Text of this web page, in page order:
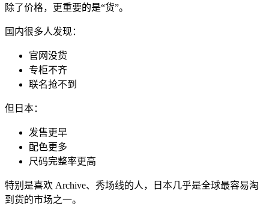
除了价格，更重要的是“货”。
国内很多人发现：
官网没货
专柜不齐
联名抢不到
但日本：
发售更早
配色更多
尺码完整率更高
特别是喜欢 Archive、秀场线的人，日本几乎是全球最容易淘
到货的市场之一。